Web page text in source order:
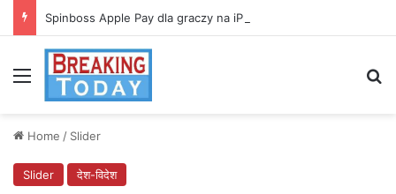
Spinboss Apple Pay dla graczy na iPhone
Menu
Home / Slider
Slider देश-विदेश